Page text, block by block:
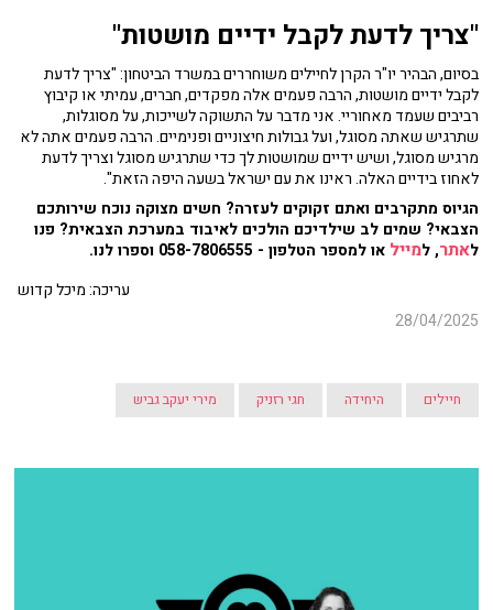
"צריך לדעת לקבל ידיים מושטות"
בסיום, הבהיר יו"ר הקרן לחיילים משוחררים במשרד הביטחון: "צריך לדעת
לקבל ידיים מושטות, הרבה פעמים אלה מפקדים, חברים, עמיתי או קיבוץ
רביבים שעמד מאחוריי. אני מדבר על התשוקה לשייכות, על מסוגלות,
שתרגיש שאתה מסוגל, ועל גבולות חיצוניים ופנימיים. הרבה פעמים אתה לא
מרגיש מסוגל, ושיש ידיים שמושטות לך כדי שתרגיש מסוגל וצריך לדעת
לאחוז בידיים האלה. ראינו את עם ישראל בשעה היפה הזאת".
הגיוס מתקרבים ואתם זקוקים לעזרה? חשים מצוקה נוכח שירותכם
הצבאי? שמים לב שילדיכם הולכים לאיבוד במערכת הצבאית? פנו
לאתר, למייל או למספר הטלפון - 058-7806555 וספרו לנו.
עריכה: מיכל קדוש
28/04/2025
חיילים היחידה חגי רזניק מירי יעקב גביש